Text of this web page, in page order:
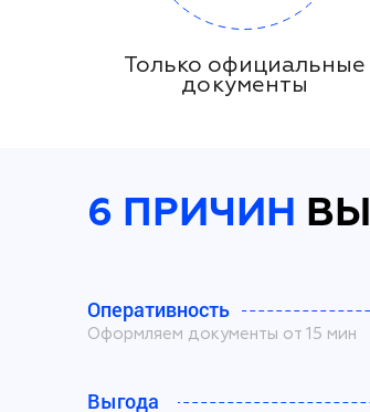
Только официальные
документы
6 ПРИЧИН
Оперативность
Оформляем документы от 15 мин
Выгода